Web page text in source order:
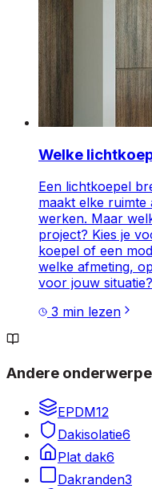
Welke
Een lichtkoepel
maakt elke
werken. Maar
project? Kies je
koepel of een
welke afmeting,
voor jouw situatie?
3 min lezen
Andere
EPDM12
Dakisolatie6
Plat dak6
Dakranden3